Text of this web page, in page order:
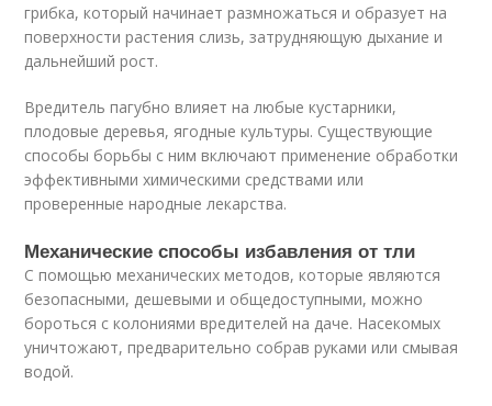
грибка, который начинает размножаться и образует на
поверхности растения слизь, затрудняющую дыхание и
дальнейший рост.
Вредитель пагубно влияет на любые кустарники,
плодовые деревья, ягодные культуры. Существующие
способы борьбы с ним включают применение обработки
эффективными химическими средствами или
проверенные народные лекарства.
Механические способы избавления от тли
С помощью механических методов, которые являются
безопасными, дешевыми и общедоступными, можно
бороться с колониями вредителей на даче. Насекомых
уничтожают, предварительно собрав руками или смывая
водой.